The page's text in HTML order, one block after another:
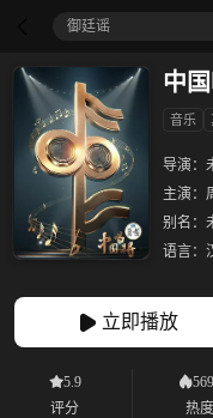
御廷谣‎
中
音乐
导演：
主演：
别名：
语言：
立即播放
5.9
评分 热度